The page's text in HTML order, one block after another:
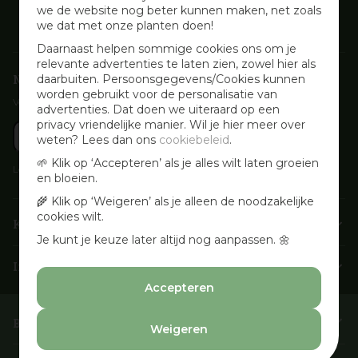
we de website nog beter kunnen maken, net zoals
we dat met onze planten doen!
Daarnaast helpen sommige cookies ons om je
relevante advertenties te laten zien, zowel hier als
daarbuiten. Persoonsgegevens/Cookies kunnen
worden gebruikt voor de personalisatie van
advertenties. Dat doen we uiteraard op een
privacy vriendelijke manier. Wil je hier meer over
weten? Lees dan ons cookiebeleid.
🌱 Klik op ‘Accepteren’ als je alles wilt laten groeien
en bloeien.
🌾 Klik op ‘Weigeren’ als je alleen de noodzakelijke
cookies wilt.
Je kunt je keuze later altijd nog aanpassen. 🌼
Accepteren
Weigeren
Nieuwsbrief aanmelden
Voor wekelijkse aanbiedingen, activiteiten en inspirerende tips
Lees onzePrivacyverklaring
Klantenservice
Info & openingstijden